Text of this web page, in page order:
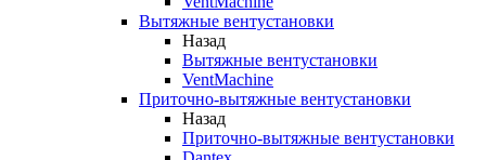
Вытяжные вентустановки
Назад
Вытяжные вентустановки
VentMachine
Приточно-вытяжные вентустановки
Назад
Приточно-вытяжные вентустановки